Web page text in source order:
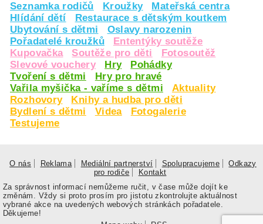
Seznamka rodičů Kroužky
Mateřská centra
Hlídání dětí
Restaurace s dětským koutkem
Ubytování s dětmi
Oslavy narozenin
Pořadatelé kroužků
Ententýky soutěže
Kupovačka
Soutěže pro děti
Fotosoutěž
Slevové vouchery
Hry
Pohádky
Tvoření s dětmi
Hry pro hravé
Vařila myšička - vaříme s dětmi
Aktuality
Rozhovory
Knihy a hudba pro děti
Bydlení s dětmi
Videa
Fotogalerie
Testujeme
O nás Reklama Mediální partnerství Spolupracujeme
Odkazy
pro rodiče
Kontakt
Za správnost informací nemůžeme ručit, v čase může dojít ke
změnám. Vždy si proto prosím pro jistotu zkontrolujte aktuálnost
vybrané akce na uvedených webových stránkách pořadatele.
Děkujeme!